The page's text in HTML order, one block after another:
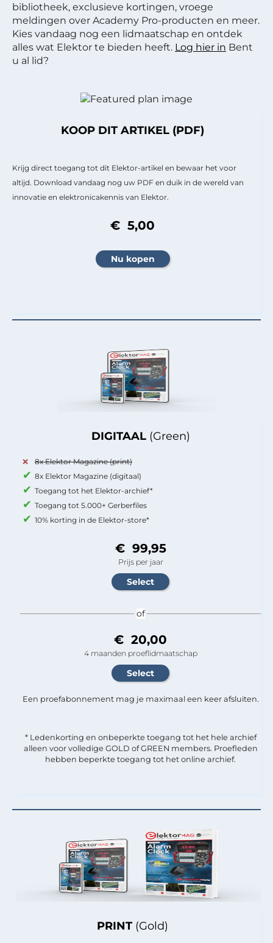
bibliotheek, exclusieve kortingen, vroege
meldingen over Academy Pro-producten en meer.
Kies vandaag nog een lidmaatschap en ontdek
alles wat Elektor te bieden heeft. Log hier in Bent
u al lid?
PRINT (Gold)
DIGITAAL (Green)
8x Elektor Magazine (print)
8x Elektor Magazine (digitaal)
Toegang tot het Elektor-archief*
Toegang tot 5.000+ Gerberfiles
10% korting in de Elektor-store*
€ 99,95
Prijs per jaar
of
€ 20,00
4 maanden proeflidmaatschap
Een proefabonnement mag je maximaal een keer afsluiten.
* Ledenkorting en onbeperkte toegang tot het hele archief
alleen voor volledige GOLD of GREEN members. Proefleden
hebben beperkte toegang tot het online archief.
KOOP DIT ARTIKEL (PDF)
Krijg direct toegang tot dit Elektor-artikel en bewaar het voor
altijd. Download vandaag nog uw PDF en duik in de wereld van
innovatie en elektronicakennis van Elektor.
€ 5,00